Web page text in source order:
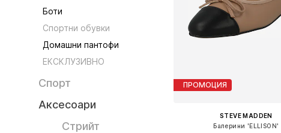
Боти
Спортни обувки
Домашни пантофи
ЕКСКЛУЗИВНО
Спорт
Аксесоари
Стрийт
ПРОМОЦИЯ
STEVE MADDEN
Балерини 'ELLISON'